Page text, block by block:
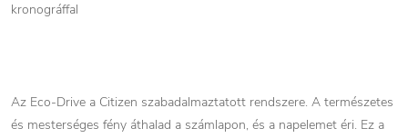
kronográffal
Az Eco-Drive a Citizen szabadalmaztatott rendszere. A természetes
és mesterséges fény áthalad a számlapon, és a napelemet éri. Ez a